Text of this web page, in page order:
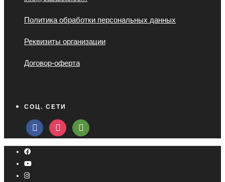
Политика обработки персональных данных
Реквизиты организации
Договор-оферта
СОЦ. СЕТИ
facebookinstagramtripadvisor